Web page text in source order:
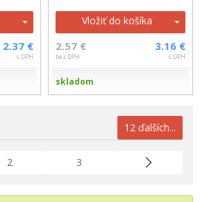
2.37 €
s DPH
Vložiť do košíka
2.57 €
bez DPH
3.16 €
s DPH
skladom
12 ďalších...
2 3